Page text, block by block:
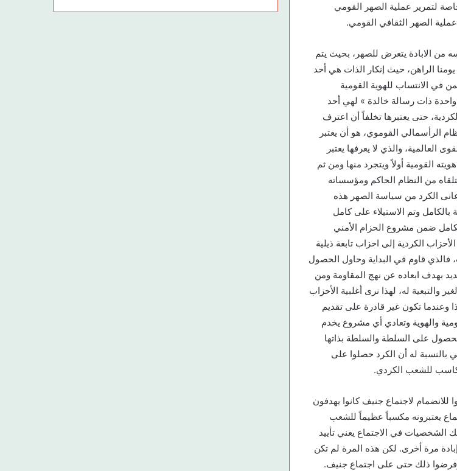
لتمرير عملية الصهر القومي
الصهر الثقافي القومي.
من الابادة يتعرض للصهر، بحيث يتم
الراهن، حيث إنكار الذات هي أحد
في الانتساب للهوية القومية
واحدة ذات رسالة خالدة » لهي أحد
حتى يعتبرها تخلفاً أن اعترف
الرأسمالي القوموي، هو أن يعتبر
العالمية، والذي لا يعرفها يعتبر
القومية أولاً ويتجرد منها ومن ثم
من النظام الحاكم ومؤسساته
الكرد من سياسة الصهر هذه
وتم الاستيلاء على كامل
ضمن مشروع الحزام الأمني
الكردية إلى احزاب تابعة ذيلية
فالذي قاوم في البداية وحاول الحصول
بهدف ابعاده عن نهج المقاومة ومن
والتبعية له، لهذا نرى أغلبية الأحزاب
وعندما تكون غير قادرة على تقديم
والهوية وتعادي أي مشروع يخدم
على السلطة والسلطة بذاتها
له أن الكرد حصلوا على
للشعب الكردي.
لاجتماع جنيف كانوا يهدفون
يعتبرونه مكسباً عظيماً للشعب
الشخصيات في الاجتماع يعني تأييد
مرة أخرى. لكن هذه المرة لم تكن
ذلك حتى على اجتماع جنيف.